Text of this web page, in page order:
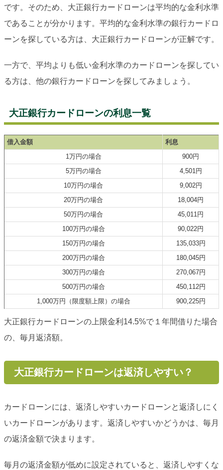
です。そのため、大正銀行カードローンは平均的な金利水準
であることが分かります。平均的な金利水準の銀行カードロ
ーンを探している方は、大正銀行カードローンが正解です。
一方で、平均よりも低い金利水準のカードローンを探してい
る方は、他の銀行カードローンを探してみましょう。
大正銀行カードローンの利息一覧
借入金額
利息
1万円の場合
900円
5万円の場合
4,501円
10万円の場合
9,002円
20万円の場合
18,004円
50万円の場合
45,011円
100万円の場合
90,022円
150万円の場合
135,033円
200万円の場合
180,045円
300万円の場合
270,067円
500万円の場合
450,112円
1,000万円（限度額上限）の場合
900,225円
大正銀行カードローンの上限金利14.5%で１年間借りた場合
の、毎月返済額。
大正銀行カードローンは返済しやすい？
カードローンには、返済しやすいカードローンと返済しにく
いカードローンがあります。返済しやすいかどうかは、毎月
の返済金額で決まります。
毎月の返済金額が低めに設定されていると、返済しやすくな